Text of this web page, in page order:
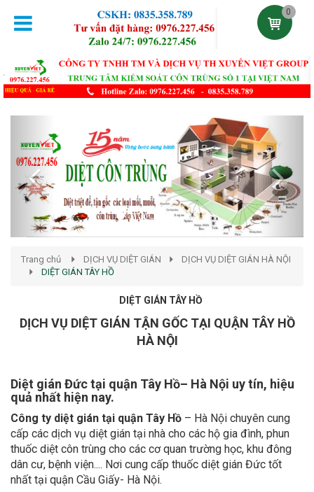
0
Trang chủ DỊCH VỤ DIỆT GIÁN
DỊCH VỤ DIỆT GIÁN HÀ NỘI
DIỆT GIÁN TÂY HỒ
DIỆT GIÁN TÂY HỒ
DỊCH VỤ DIỆT GIÁN TẬN GỐC TẠI QUẬN TÂY HỒ
HÀ NỘI
Diệt gián Đức tại quận Tây Hồ– Hà Nội uy tín, hiệu
quả nhất hiện nay.
Công ty diệt gián tại quận Tây Hồ – Hà Nội chuyên cung
cấp các dịch vụ diệt gián tại nhà cho các hộ gia đình, phun
thuốc diệt côn trùng cho các cơ quan trường học, khu đông
dân cư, bệnh viện.... Nơi cung cấp thuốc diệt gián Đức tốt
nhất tại quận Cầu Giấy- Hà Nội.